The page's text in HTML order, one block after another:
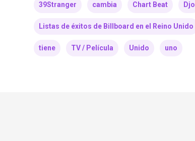
39Stranger cambia Chart Beat Djo
Listas de éxitos de Billboard en el Reino Unido
tiene TV / Película Unido uno